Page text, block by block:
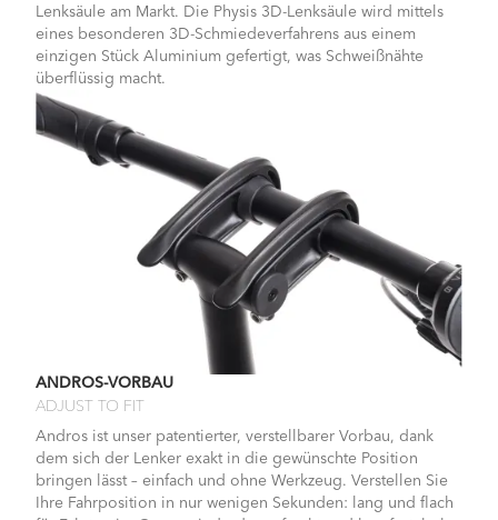
Lenksäule am Markt. Die Physis 3D-Lenksäule wird mittels
eines besonderen 3D-Schmiedeverfahrens aus einem
einzigen Stück Aluminium gefertigt, was Schweißnähte
überflüssig macht.
ANDROS-VORBAU
ADJUST TO FIT
Andros ist unser patentierter, verstellbarer Vorbau, dank
dem sich der Lenker exakt in die gewünschte Position
bringen lässt – einfach und ohne Werkzeug. Verstellen Sie
Ihre Fahrposition in nur wenigen Sekunden: lang und flach